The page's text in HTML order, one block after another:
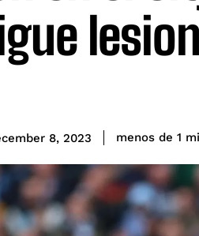
8, 2023 menos de 1